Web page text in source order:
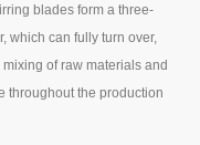
blades form a three-
which can fully turn over,
of raw materials and
throughout the production